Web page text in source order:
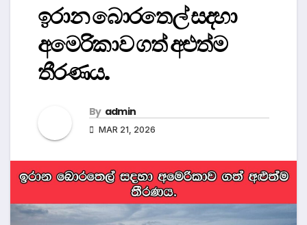
ඉරාන බොරතෙල් සදහා
අමෙරිකාව ගත් අළුත්ම
තීරණය.
By admin
MAR 21, 2026